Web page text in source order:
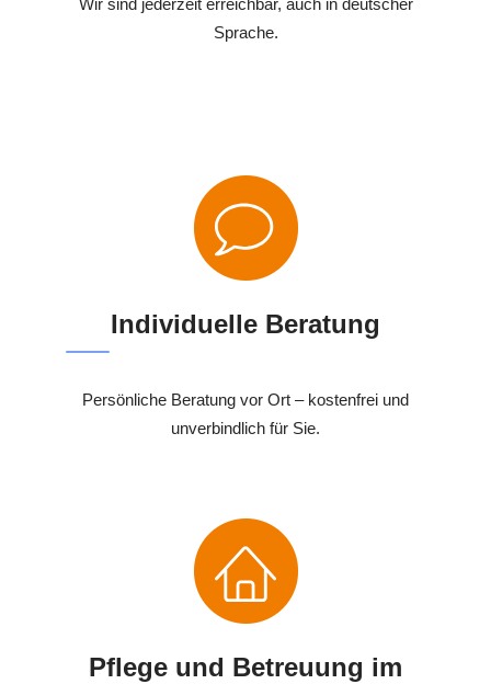
Wir sind jederzeit erreichbar, auch in deutscher
Sprache.
Individuelle Beratung
Persönliche Beratung vor Ort – kostenfrei und
unverbindlich für Sie.
Pflege und Betreuung im